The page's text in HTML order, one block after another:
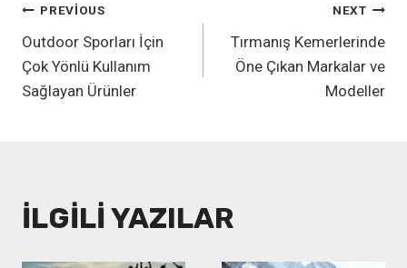
YAZI
GEZINMESI
PREVIOUS
Outdoor Sporları İçin
Çok Yönlü Kullanım
Sağlayan Ürünler
NEXT
Tırmanış Kemerlerinde
Öne Çıkan Markalar ve
Modeller
İLGILI YAZILAR